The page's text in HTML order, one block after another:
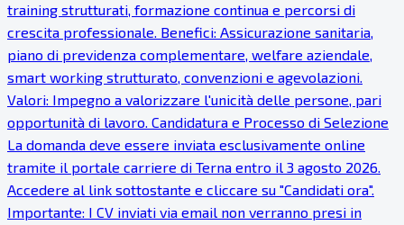
training strutturati, formazione continua e percorsi di
crescita professionale. Benefici: Assicurazione sanitaria,
piano di previdenza complementare, welfare aziendale,
smart working strutturato, convenzioni e agevolazioni.
Valori: Impegno a valorizzare l'unicità delle persone, pari
opportunità di lavoro. Candidatura e Processo di Selezione
La domanda deve essere inviata esclusivamente online
tramite il portale carriere di Terna entro il 3 agosto 2026.
Accedere al link sottostante e cliccare su "Candidati ora".
Importante: I CV inviati via email non verranno presi in